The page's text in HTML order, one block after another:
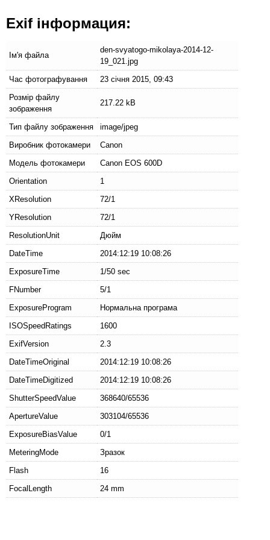
Exif інформация:
Ім'я файла
den-svyatogo-mikolaya-2014-12-
19_021.jpg
Час фотографування
23 січня 2015, 09:43
Розмір файлу
зображення
217.22 kB
Тип файлу зображення
image/jpeg
Виробник фотокамери
Canon
Модель фотокамери
Canon EOS 600D
Orientation
1
XResolution
72/1
YResolution
72/1
ResolutionUnit
Дюйм
DateTime
2014:12:19 10:08:26
ExposureTime
1/50 sec
FNumber
5/1
ExposureProgram
Нормальна програма
ISOSpeedRatings
1600
ExifVersion
2.3
DateTimeOriginal
2014:12:19 10:08:26
DateTimeDigitized
2014:12:19 10:08:26
ShutterSpeedValue
368640/65536
ApertureValue
303104/65536
ExposureBiasValue
0/1
MeteringMode
Зразок
Flash
16
FocalLength
24 mm